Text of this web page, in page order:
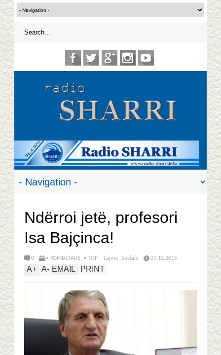
Ndërroi jetë, profesori
Isa Bajçinca!
0 • KOMBËTARE, • TOP – Lajme, Sociale 29.12.2015
A+ A- EMAIL PRINT